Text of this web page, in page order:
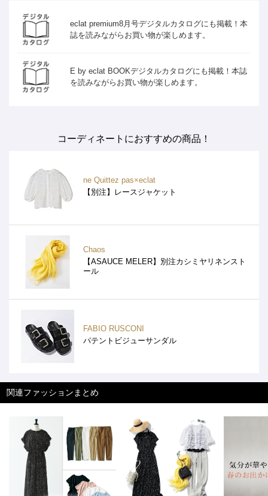
eclat premium8月号デジタルカタログにも掲載！本
誌を読みながらお買い物が楽しめます。
E by eclat BOOKデジタルカタログにも掲載！本誌
を読みながらお買い物が楽しめます。
コーディネートにおすすめの商品！
ne Quittez pas×eclat
【別注】レースジャケット
Chaos
【ASAUCE MELER】別注カシミヤリネンスト
ール
FABIO RUSCONI
パテントビジューサンダル
関連ファッションまとめ